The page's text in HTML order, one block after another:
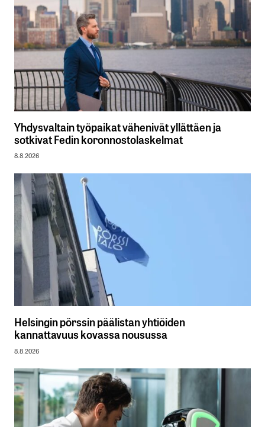
Yhdysvaltain työpaikat vähenivät yllättäen ja
sotkivat Fedin koronnostolaskelmat
8.8.2026
Helsingin pörssin päälistan yhtiöiden
kannattavuus kovassa nousussa
8.8.2026